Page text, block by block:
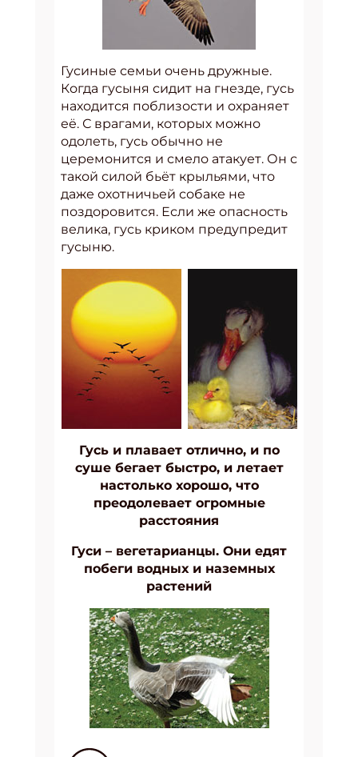
Гусиные семьи очень дружные.
Когда гусыня сидит на гнезде, гусь
находится поблизости и охраняет
её. С врагами, которых можно
одолеть, гусь обычно не
церемонится и смело атакует. Он с
такой силой бьёт крыльями, что
даже охотничьей собаке не
поздоровится. Если же опасность
велика, гусь криком предупредит
гусыню.
Гусь и плавает отлично, и по
суше бегает быстро, и летает
настолько хорошо, что
преодолевает огромные
расстояния
Гуси – вегетарианцы. Они едят
побеги водных и наземных
растений